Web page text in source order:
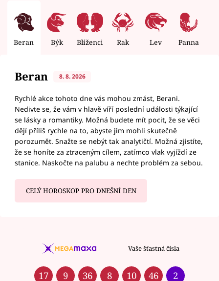
Beran Býk Blíženci Rak Lev Panna
Beran 8. 8. 2026
Rychlé akce tohoto dne vás mohou zmást, Berani.
Nedivte se, že vám v hlavě víří poslední události týkající
se lásky a romantiky. Možná budete mít pocit, že se věci
dějí příliš rychle na to, abyste jim mohli skutečně
porozumět. Snažte se nebýt tak analytičtí. Možná zjistíte,
že se honíte za ztraceným cílem, zatímco vlak vyjíždí ze
stanice. Naskočte na palubu a nechte problém za sebou.
CELÝ HOROSKOP PRO DNEŠNÍ DEN
Vaše šťastná čísla
17 9 36 8 10 46 2